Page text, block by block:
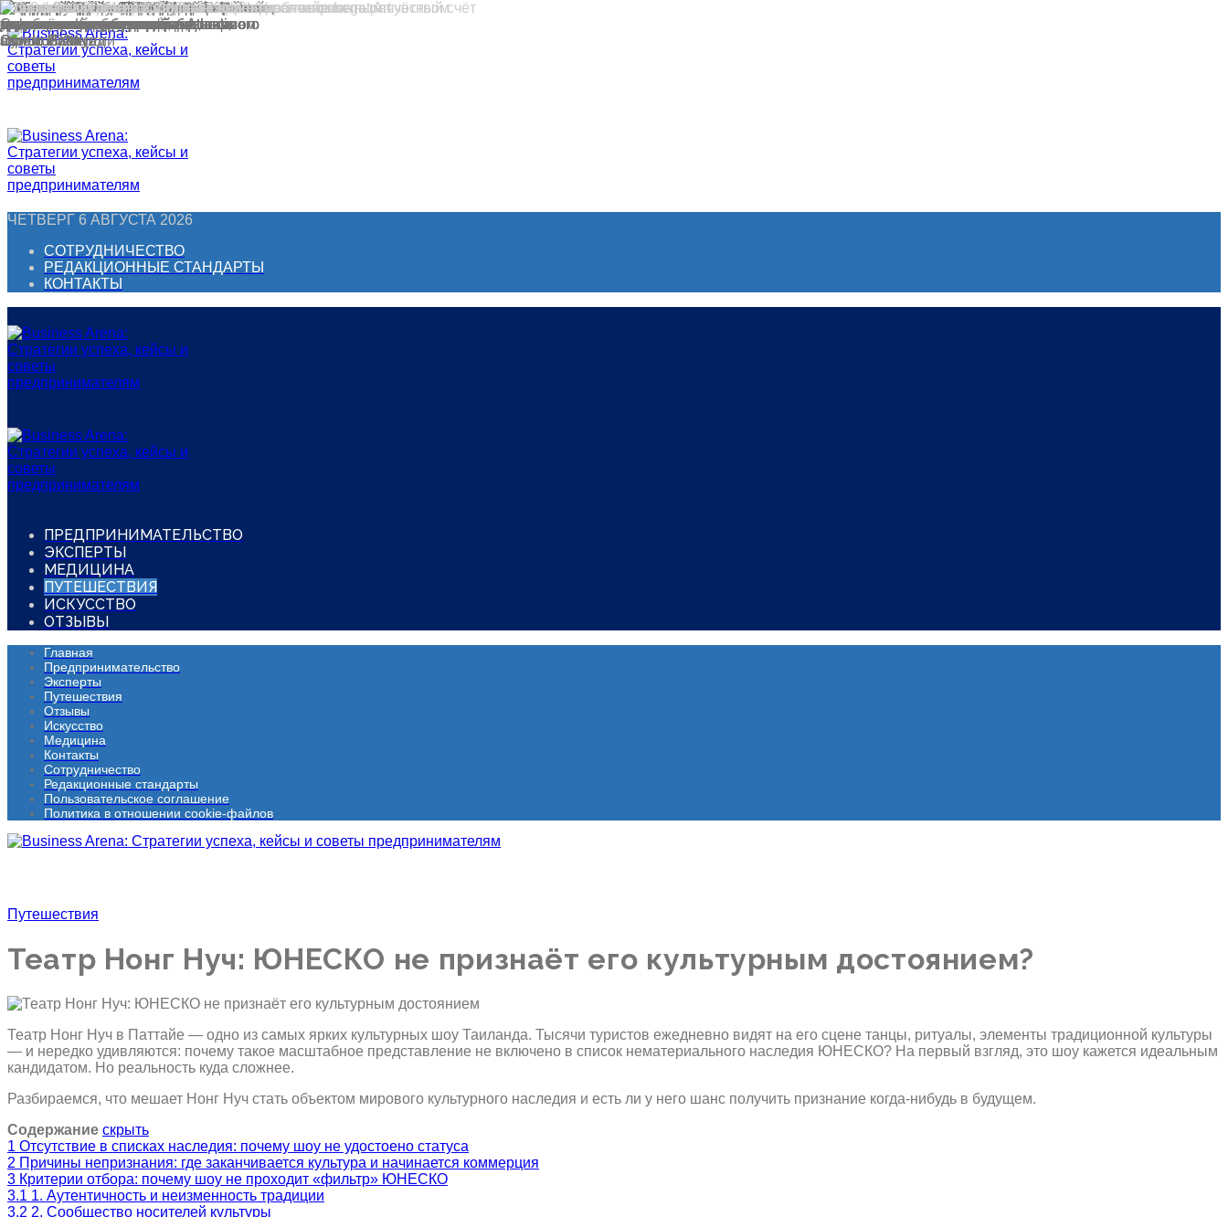
Перейти
к
контенту
ЧЕТВЕРГ 6 АВГУСТА 2026
СОТРУДНИЧЕСТВО
РЕДАКЦИОННЫЕ СТАНДАРТЫ
КОНТАКТЫ
ПРЕДПРИНИМАТЕЛЬСТВО
ЭКСПЕРТЫ
МЕДИЦИНА
ПУТЕШЕСТВИЯ
ИСКУССТВО
ОТЗЫВЫ
Главная
Предпринимательство
Эксперты
Путешествия
Отзывы
Искусство
Медицина
Контакты
Сотрудничество
Редакционные стандарты
Пользовательское соглашение
Политика в отношении cookie-файлов
Путешествия
Театр Нонг Нуч: ЮНЕСКО не признаёт его культурным достоянием?
Театр Нонг Нуч в Паттайе — одно из самых ярких культурных шоу Таиланда. Тысячи туристов ежедневно видят на его сцене танцы, ритуалы, элементы традиционной культуры
— и нередко удивляются: почему такое масштабное представление не включено в список нематериального наследия ЮНЕСКО? На первый взгляд, это шоу кажется идеальным
кандидатом. Но реальность куда сложнее.
Разбираемся, что мешает Нонг Нуч стать объектом мирового культурного наследия и есть ли у него шанс получить признание когда-нибудь в будущем.
Содержание скрыть
1 Отсутствие в списках наследия: почему шоу не удостоено статуса
2 Причины непризнания: где заканчивается культура и начинается коммерция
3 Критерии отбора: почему шоу не проходит «фильтр» ЮНЕСКО
3.1 1. Аутентичность и неизменность традиции
3.2 2. Сообщество носителей культуры